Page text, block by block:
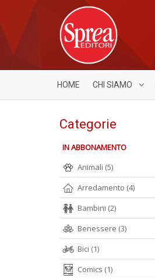
HOME CHI SIAMO
Categorie
IN ABBONAMENTO
Animali (5)
Arredamento (4)
Bambini (2)
Benessere (3)
Bici (1)
Comics (1)